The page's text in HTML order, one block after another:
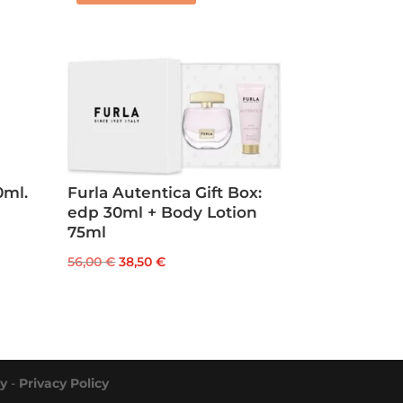
Furla Autentica Gift Box:
edp 30ml + Body Lotion
75ml
56,00€ Il
38,50€Il
- Privacy Policy